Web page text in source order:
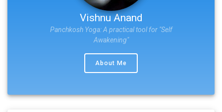
Vishnu Anand
Panchkosh Yoga: A practical tool for "Self
Awakening"
About Me